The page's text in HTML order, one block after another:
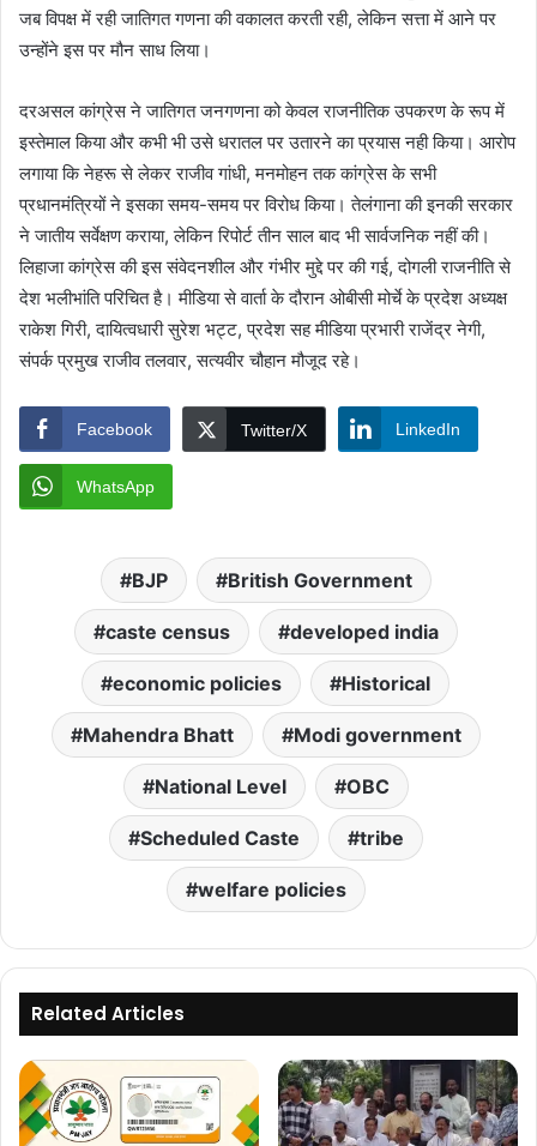
जब विपक्ष में रही जातिगत गणना की वकालत करती रही, लेकिन सत्ता में आने पर
उन्होंने इस पर मौन साध लिया।
दरअसल कांग्रेस ने जातिगत जनगणना को केवल राजनीतिक उपकरण के रूप में
इस्तेमाल किया और कभी भी उसे धरातल पर उतारने का प्रयास नही किया। आरोप
लगाया कि नेहरू से लेकर राजीव गांधी, मनमोहन तक कांग्रेस के सभी
प्रधानमंत्रियों ने इसका समय-समय पर विरोध किया। तेलंगाना की इनकी सरकार
ने जातीय सर्वेक्षण कराया, लेकिन रिपोर्ट तीन साल बाद भी सार्वजनिक नहीं की।
लिहाजा कांग्रेस की इस संवेदनशील और गंभीर मुद्दे पर की गई, दोगली राजनीति से
देश भलीभांति परिचित है। मीडिया से वार्ता के दौरान ओबीसी मोर्चे के प्रदेश अध्यक्ष
राकेश गिरी, दायित्वधारी सुरेश भट्ट, प्रदेश सह मीडिया प्रभारी राजेंद्र नेगी,
संपर्क प्रमुख राजीव तलवार, सत्यवीर चौहान मौजूद रहे।
Facebook Twitter/X LinkedIn
WhatsApp
BJP British Government
caste census developed india
economic policies Historical
Mahendra Bhatt Modi government
National Level OBC
Scheduled Caste tribe
welfare policies
Related Articles